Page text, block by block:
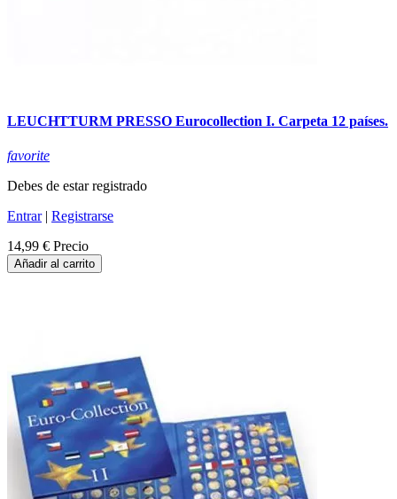
LEUCHTTURM PRESSO Eurocollection I. Carpeta 12 países.
favorite
Debes de estar registrado
Entrar| Registrarse
14,99 € Precio
Añadir al carrito